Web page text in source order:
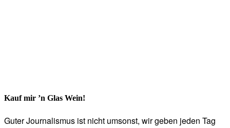
Kauf mir ’n Glas Wein!
Guter Journalismus ist nicht umsonst, wir geben jeden Tag